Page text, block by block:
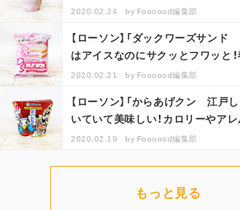
2020.02.24 by Foooood編集部
【ローソン】「ダックワーズサン
はアイスなのにサクッとフワッと
やカロリーもご紹介！
2020.02.21 by Foooood編集部
【ローソン】「からあげクン 江戸し
いていて美味しい！カロリーやア
2020.02.19 by Foooood編集部
もっと見る